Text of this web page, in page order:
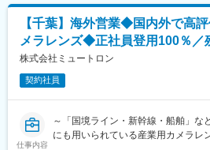
製造業では必要不可欠な製品となっ
製品の更新が必要なため既にお取引
は安定して受注をいただいておりま
◇基本的に転勤はなく、年間休日125
も加入し、安定した生活に向けた資
ます。
変更の範囲：会社の定める業務
です。自動車の性能や機能が高めれ
も高まる傾向にあり、オーダーが増
◇試験機例：自動車用試験装置／土
鉄道用
◇試験装置／材料試験装置／振動試
■同社の強み：
同社は自動制御の分野におけるリー
確かな品質と精度を実現する高品
ています。冷凍冷蔵、空調、給湯暖
【千葉】海外営業◆国内外で高
メラレンズ◆正社員登用100％／
株式会社ミュートロン
契約社員
仕事内容
～「国境ライン・新幹線・船舶」な
にも用いられている産業用カメラレ